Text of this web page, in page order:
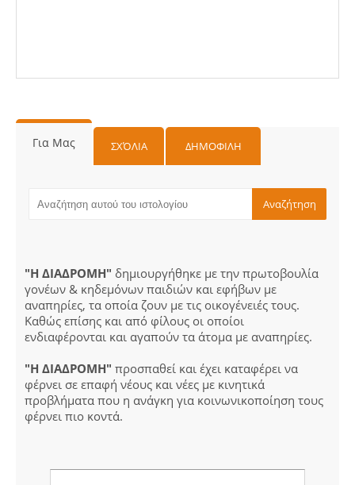
Για Μας ΣΧΌΛΙΑ ΔΗΜΟΦΙΛΗ
"Η ΔΙΑΔΡΟΜΗ" δημιουργήθηκε με την πρωτοβουλία
γονέων & κηδεμόνων παιδιών και εφήβων με
αναπηρίες, τα οποία ζουν με τις οικογένειές τους.
Καθώς επίσης και από φίλους οι οποίοι
ενδιαφέρονται και αγαπούν τα άτομα με αναπηρίες.
"Η ΔΙΑΔΡΟΜΗ" προσπαθεί και έχει καταφέρει να
φέρνει σε επαφή νέους και νέες με κινητικά
προβλήματα που η ανάγκη για κοινωνικοποίηση τους
φέρνει πιο κοντά.